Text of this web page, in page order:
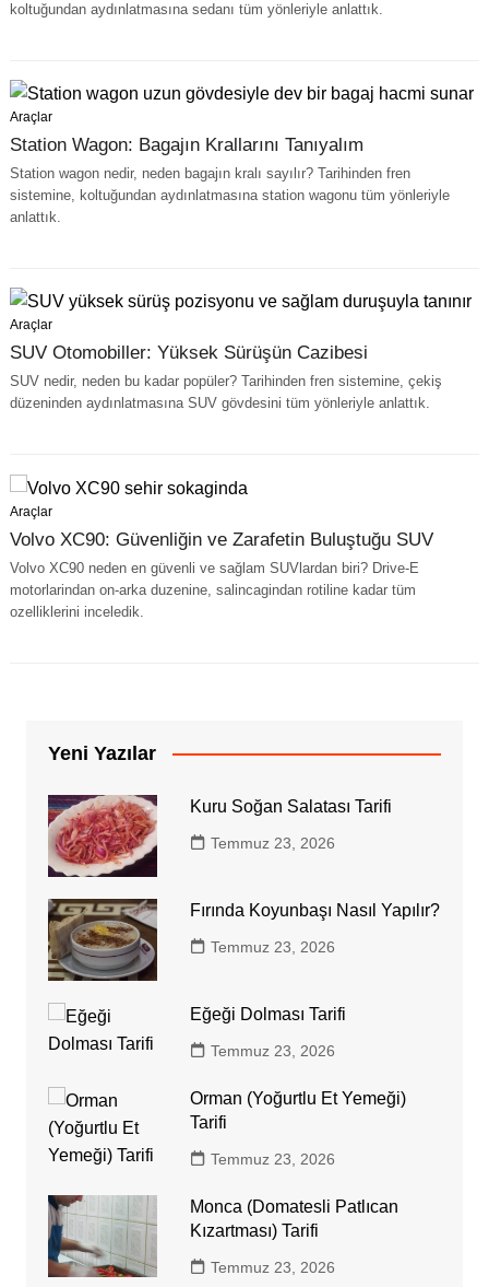
koltuğundan aydınlatmasına sedanı tüm yönleriyle anlattık.
Araçlar
Station Wagon: Bagajın Krallarını Tanıyalım
Station wagon nedir, neden bagajın kralı sayılır? Tarihinden fren
sistemine, koltuğundan aydınlatmasına station wagonu tüm yönleriyle
anlattık.
Araçlar
SUV Otomobiller: Yüksek Sürüşün Cazibesi
SUV nedir, neden bu kadar popüler? Tarihinden fren sistemine, çekiş
düzeninden aydınlatmasına SUV gövdesini tüm yönleriyle anlattık.
Araçlar
Volvo XC90: Güvenliğin ve Zarafetin Buluştuğu SUV
Volvo XC90 neden en güvenli ve sağlam SUVlardan biri? Drive-E
motorlarindan on-arka duzenine, salincagindan rotiline kadar tüm
ozelliklerini inceledik.
Yeni Yazılar
Kuru Soğan Salatası Tarifi
Temmuz 23, 2026
Fırında Koyunbaşı Nasıl Yapılır?
Temmuz 23, 2026
Eğeği Dolması Tarifi
Temmuz 23, 2026
Orman (Yoğurtlu Et Yemeği)
Tarifi
Temmuz 23, 2026
Monca (Domatesli Patlıcan
Kızartması) Tarifi
Temmuz 23, 2026